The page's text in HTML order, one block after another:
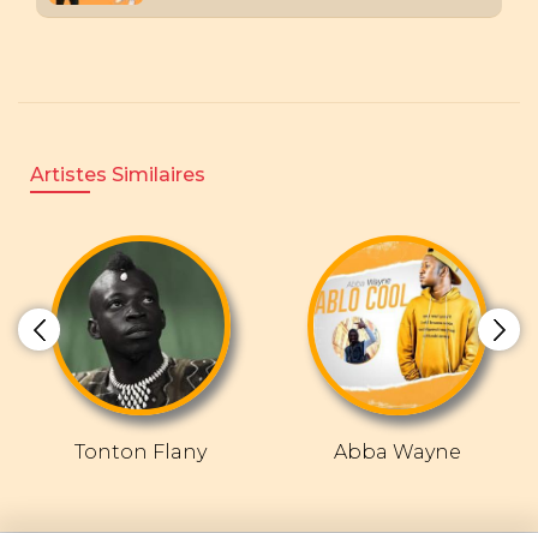
Artistes Similaires
Tonton Flany Abba Wayne